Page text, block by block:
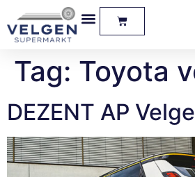
Tag: Toyota
DEZENT AP